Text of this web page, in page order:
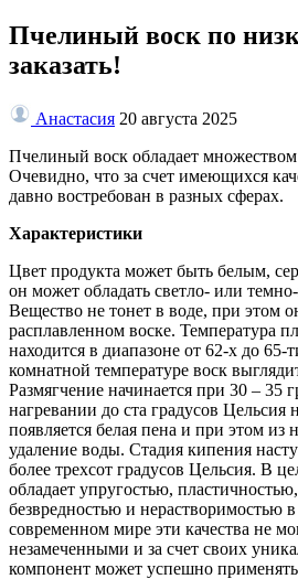
Пчелиный воск по
заказать!
Анастасия 20 августа 2025
Пчелиный воск обладает
Очевидно, что за счет имеющихся
давно востребован в разных сферах.
Характеристики
Цвет продукта может быть белым,
он может обладать светло- или
Вещество не тонет в воде, при этом
расплавленном воске. Температура
находится в диапазоне от 62-х до
комнатной температуре воск
Размягчение начинается при 30 – 35
нагревании до ста градусов Цельсия
появляется белая пена и при этом из
удаление воды. Стадия кипения
более трехсот градусов Цельсия. В
обладает упругостью,
безвредностью и нерастворимостью
современном мире эти качества не
незамеченными и за счет своих
компонент может успешно